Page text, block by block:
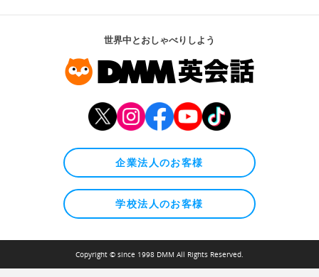
世界中とおしゃべりしよう
企業法人のお客様
学校法人のお客様
Copyright © since 1998 DMM All Rights Reserved.